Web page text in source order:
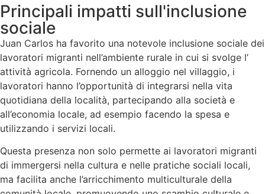
Principali impatti sull'inclusione
sociale
Juan Carlos ha favorito una notevole inclusione sociale dei
lavoratori migranti nell’ambiente rurale in cui si svolge l’
attività agricola. Fornendo un alloggio nel villaggio, i
lavoratori hanno l’opportunità di integrarsi nella vita
quotidiana della località, partecipando alla società e
all’economia locale, ad esempio facendo la spesa e
utilizzando i servizi locali.
Questa presenza non solo permette ai lavoratori migranti
di immergersi nella cultura e nelle pratiche sociali locali,
ma facilita anche l’arricchimento multiculturale della